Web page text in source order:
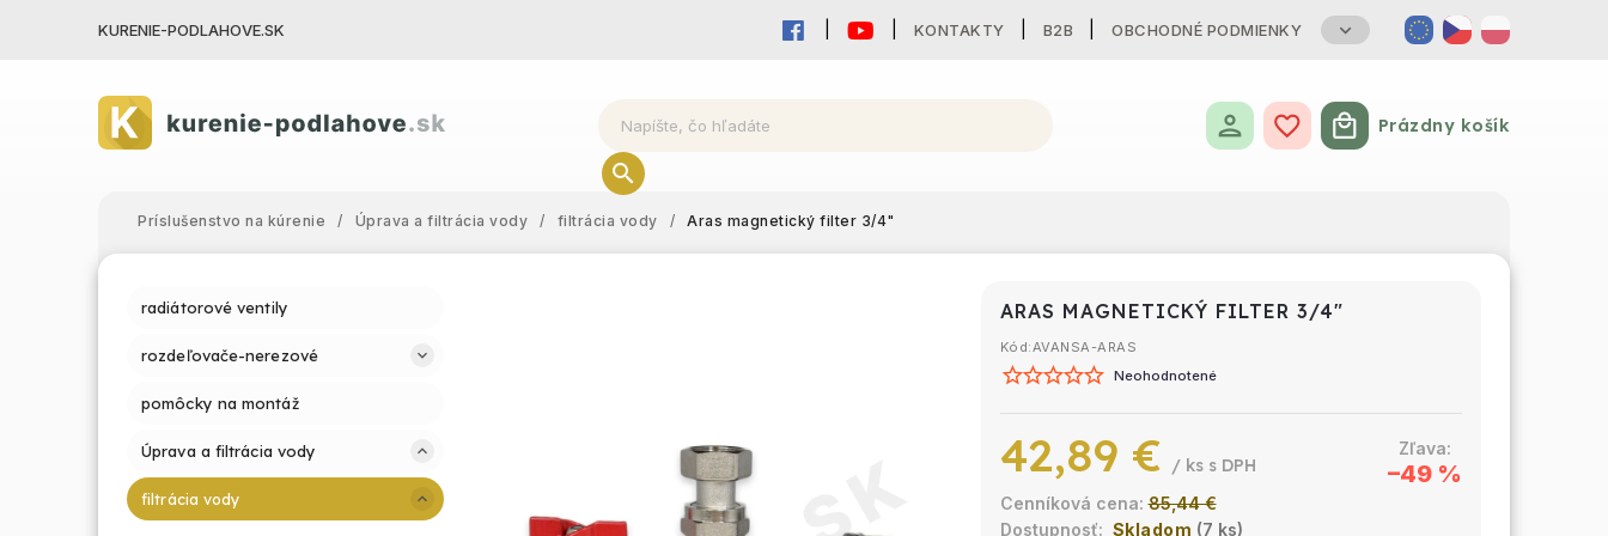
KURENIE-PODLAHOVE.SK KONTAKTY B2B OBCHODNÉ PODMIENKY
Nákupný košík
Prázdny košík
Príslušenstvo na kúrenie / Úprava a filtrácia vody / filtrácia vody / Aras magnetický filter 3/4"
radiátorové ventily
rozdeľovače-nerezové
pomôcky na montáž
Úprava a filtrácia vody
filtrácia vody
ARAS MAGNETICKÝ FILTER 3/4"
Kód:AVANSA-ARAS
Neohodnotené
85,44 €
–49 %
42,89 € / ks
Skladom (7 ks)